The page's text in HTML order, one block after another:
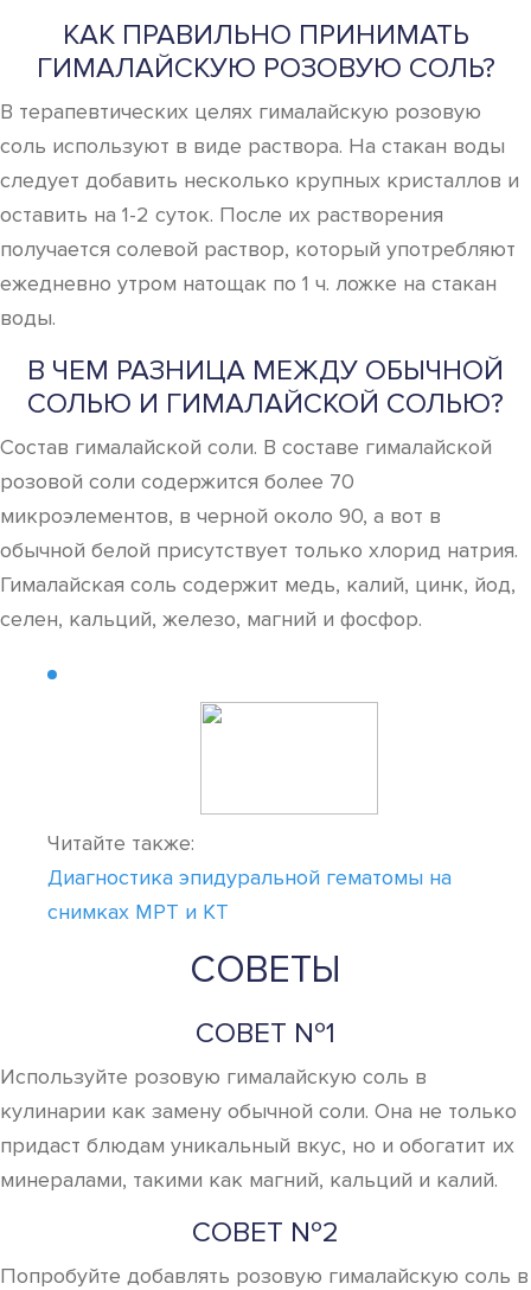
КАК ПРАВИЛЬНО ПРИНИМАТЬ
ГИМАЛАЙСКУЮ РОЗОВУЮ СОЛЬ?
В терапевтических целях гималайскую розовую
соль используют в виде раствора. На стакан воды
следует добавить несколько крупных кристаллов и
оставить на 1-2 суток. После их растворения
получается солевой раствор, который употребляют
ежедневно утром натощак по 1 ч. ложке на стакан
воды.
В ЧЕМ РАЗНИЦА МЕЖДУ ОБЫЧНОЙ
СОЛЬЮ И ГИМАЛАЙСКОЙ СОЛЬЮ?
Состав гималайской соли. В составе гималайской
розовой соли содержится более 70
микроэлементов, в черной около 90, а вот в
обычной белой присутствует только хлорид натрия.
Гималайская соль содержит медь, калий, цинк, йод,
селен, кальций, железо, магний и фосфор.
Читайте также:
Диагностика эпидуральной гематомы на
снимках МРТ и КТ
СОВЕТЫ
СОВЕТ №1
Используйте розовую гималайскую соль в
кулинарии как замену обычной соли. Она не только
придаст блюдам уникальный вкус, но и обогатит их
минералами, такими как магний, кальций и калий.
СОВЕТ №2
Попробуйте добавлять розовую гималайскую соль в